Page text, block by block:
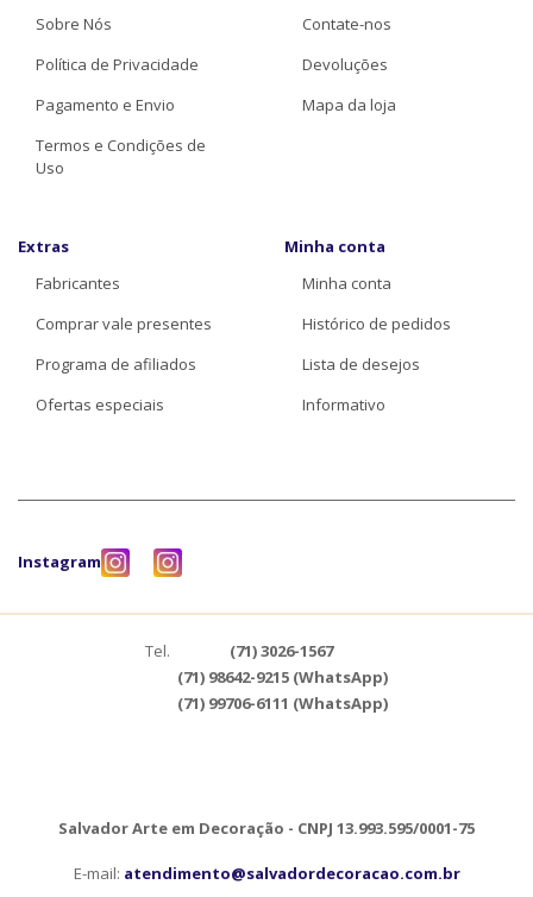
Sobre Nós
Política de Privacidade
Pagamento e Envio
Termos e Condições de
Uso
Contate-nos
Devoluções
Mapa da loja
Extras
Fabricantes
Comprar vale presentes
Programa de afiliados
Ofertas especiais
Minha conta
Minha conta
Histórico de pedidos
Lista de desejos
Informativo
Instagram
Tel.
(71) 3026-1567
(71) 98642-9215 (WhatsApp)
(71) 99706-6111 (WhatsApp)
Salvador Arte em Decoração - CNPJ 13.993.595/0001-75
E-mail: atendimento@salvadordecoracao.com.br